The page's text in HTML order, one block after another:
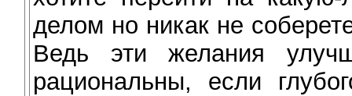
делом но никак не
Ведь эти желания
рациональны, если